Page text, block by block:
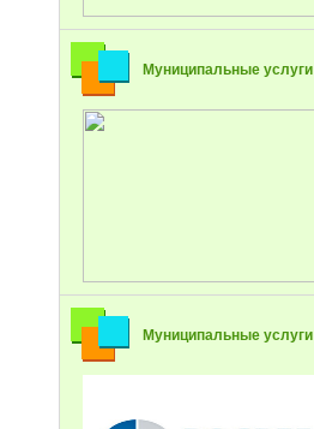
Муниципальные услуги
Муниципальные услуги